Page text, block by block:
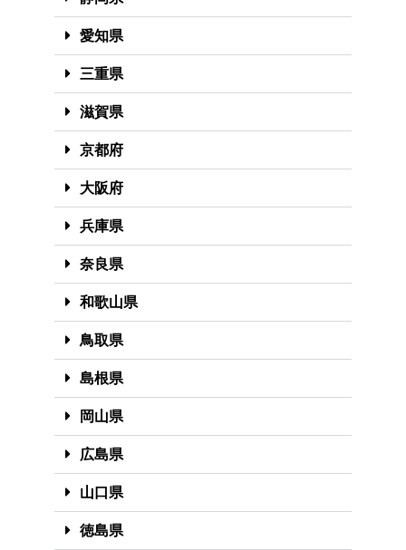
愛知県
三重県
滋賀県
京都府
大阪府
兵庫県
奈良県
和歌山県
鳥取県
島根県
岡山県
広島県
山口県
徳島県